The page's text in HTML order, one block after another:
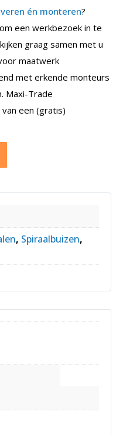
én monteren?
een werkbezoek in te
graag samen met u
maatwerk
met erkende monteurs
Maxi-Trade
een (gratis)
, Spiraalbuizen,